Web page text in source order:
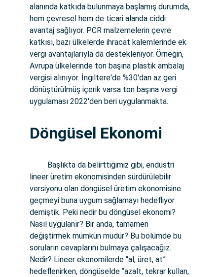
alanında katkıda bulunmaya başlamış durumda,
hem çevresel hem de ticari alanda ciddi
avantaj sağlıyor. PCR malzemelerin çevre
katkısı, bazı ülkelerde ihracat kalemlerinde ek
vergi avantajlarıyla da destekleniyor. Örneğin,
Avrupa ülkelerinde ton başına plastik ambalaj
vergisi alınıyor. İngiltere'de %30'dan az geri
dönüştürülmüş içerik varsa ton başına vergi
uygulaması 2022'den beri uygulanmakta.
Döngüsel Ekonomi
lineer üretim ekonomisinden sürdürülebilir
versiyonu olan döngüsel üretim ekonomisine
geçmeyi buna uygum sağlamayı hedefliyor
demiştik. Peki nedir bu döngüsel ekonomi?
Nasıl uygulanır? Bir anda, tamamen
değiştirmek mümkün müdür? Bu bölümde bu
soruların cevaplarını bulmaya çalışacağız.
Nedir? Lineer ekonomilerde “al, üret, at”
hedeflenirken, döngüselde “azalt, tekrar kullan,